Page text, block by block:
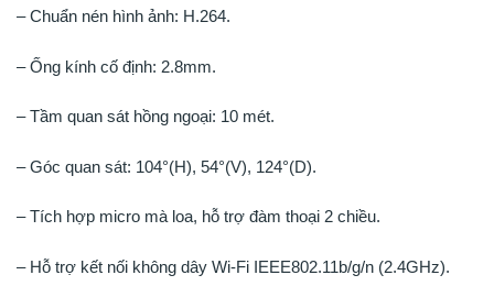
– Chuẩn nén hình ảnh: H.264.
– Ống kính cố định: 2.8mm.
– Tầm quan sát hồng ngoại: 10 mét.
– Góc quan sát: 104°(H), 54°(V), 124°(D).
– Tích hợp micro mà loa, hỗ trợ đàm thoại 2 chiều.
– Hỗ trợ kết nối không dây Wi-Fi IEEE802.11b/g/n (2.4GHz).